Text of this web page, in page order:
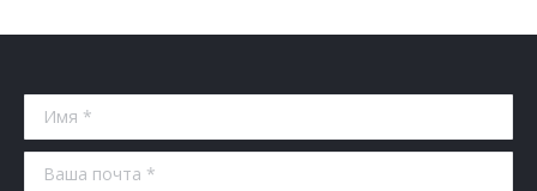
Имя *
Ваша почта *